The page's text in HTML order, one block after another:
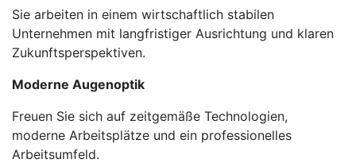
Sie arbeiten in einem wirtschaftlich stabilen
Unternehmen mit langfristiger Ausrichtung und klaren
Zukunftsperspektiven.
Moderne Augenoptik
Freuen Sie sich auf zeitgemäße Technologien,
moderne Arbeitsplätze und ein professionelles
Arbeitsumfeld.